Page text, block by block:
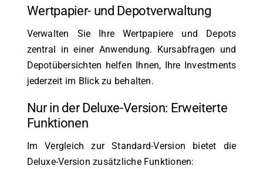
Wertpapier- und Depotverwaltung
Verwalten Sie Ihre Wertpapiere und Depots
zentral in einer Anwendung. Kursabfragen und
Depotübersichten helfen Ihnen, Ihre Investments
jederzeit im Blick zu behalten.
Nur in der Deluxe-Version: Erweiterte
Funktionen
Im Vergleich zur Standard-Version bietet die
Deluxe-Version zusätzliche Funktionen: